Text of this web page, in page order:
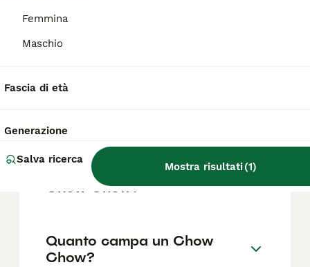
Femmina
Maschio
Fascia di età
Generazione
Salva ricerca
Mostra risultati(1)
Chow è originale?
Quanto diventa grande un
Chow Chow?
Quanto campa un Chow
Chow?